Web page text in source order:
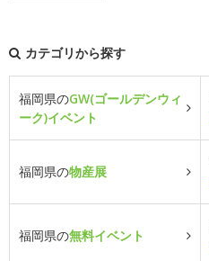
カテゴリから探す
福岡県のGW(ゴールデンウィ
ーク)イベント
福岡県の物産展
福岡県の無料イベント